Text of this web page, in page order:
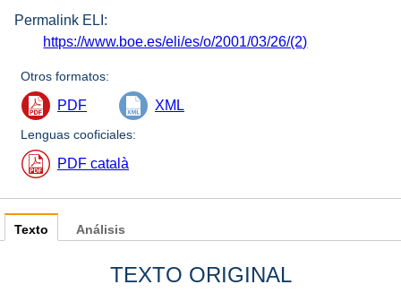
Permalink ELI:
https://www.boe.es/eli/es/o/2001/03/26/(2)
Otros formatos:
PDF XML
Lenguas cooficiales:
PDF català
Texto
TEXTO ORIGINAL
Análisis